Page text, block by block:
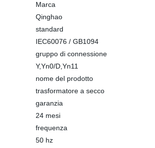
Marca
Qinghao
standard
IEC60076 / GB1094
gruppo di connessione
Y,Yn0/D,Yn11
nome del prodotto
trasformatore a secco
garanzia
24 mesi
frequenza
50 hz